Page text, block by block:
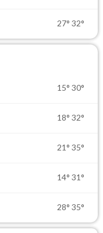
27° 32°
15° 30°
18° 32°
21° 35°
14° 31°
28° 35°